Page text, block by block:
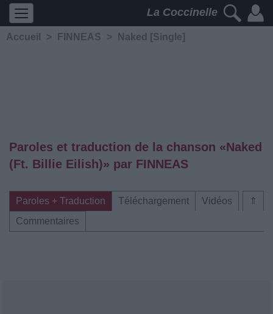
La Coccinelle
Accueil > FINNEAS > Naked [Single]
Paroles et traduction de la chanson «Naked
(Ft. Billie Eilish)» par FINNEAS
⇑
Paroles + Traduction Téléchargement
Vidéos
Commentaires